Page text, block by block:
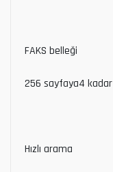
FAKS belleği
256 sayfaya4 kadar
Hızlı arama